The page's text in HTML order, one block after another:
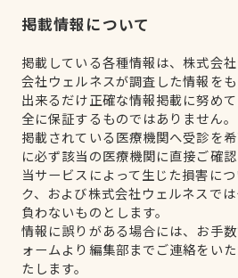
掲載情報について
掲載している各種情報は、株式会
会社ウェルネスが調査した情報をも
出来るだけ正確な情報掲載に努め
全に保証するものではありません。
掲載されている医療機関へ受診を
に必ず該当の医療機関に直接ご確認
当サービスによって生じた損害に
ク、および株式会社ウェルネスで
負わないものとします。
情報に誤りがある場合には、お手
ォームより編集部までご連絡をい
たします。